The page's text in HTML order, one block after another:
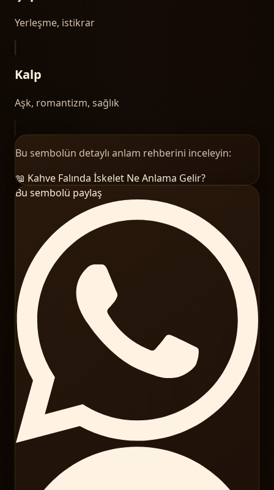
Yerleşme, istikrar
Kalp
Aşk, romantizm, sağlık
Bu sembolün detaylı anlam rehberini inceleyin:
📖 Kahve Falında İskelet Ne Anlama Gelir?
Bu sembolü paylaş